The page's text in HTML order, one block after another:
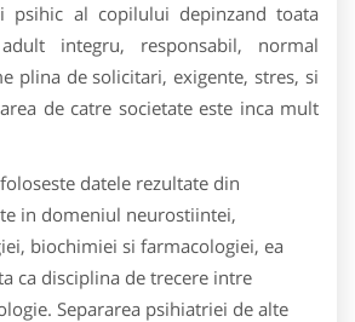
psihic al copilului depinzand toata
integru, responsabil, normal
plina de solicitari, exigente, stres, si
de catre societate este inca mult
datele rezultate din
in domeniul neurostiintei,
biochimiei si farmacologiei, ea
ca disciplina de trecere intre
Separarea psihiatriei de alte